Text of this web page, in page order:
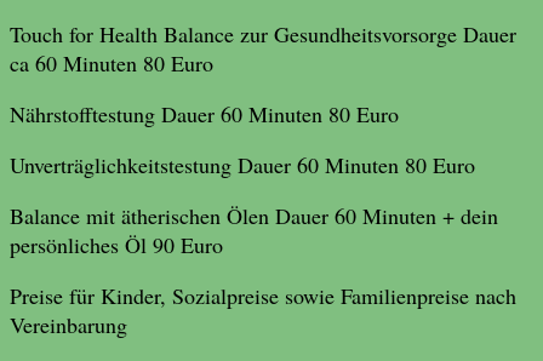
Touch for Health Balance zur Gesundheitsvorsorge Dauer
ca 60 Minuten 80 Euro
Nährstofftestung Dauer 60 Minuten 80 Euro
Unverträglichkeitstestung Dauer 60 Minuten 80 Euro
Balance mit ätherischen Ölen Dauer 60 Minuten + dein
persönliches Öl 90 Euro
Preise für Kinder, Sozialpreise sowie Familienpreise nach
Vereinbarung